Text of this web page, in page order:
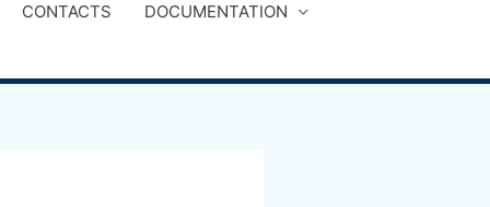
CONTACTS DOCUMENTATION